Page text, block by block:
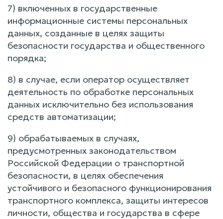
7) включенных в государственные
информационные системы персональных
данных, созданные в целях защиты
безопасности государства и общественного
порядка;
8) в случае, если оператор осуществляет
деятельность по обработке персональных
данных исключительно без использования
средств автоматизации;
9) обрабатываемых в случаях,
предусмотренных законодательством
Российской Федерации о транспортной
безопасности, в целях обеспечения
устойчивого и безопасного функционирования
транспортного комплекса, защиты интересов
личности, общества и государства в сфере